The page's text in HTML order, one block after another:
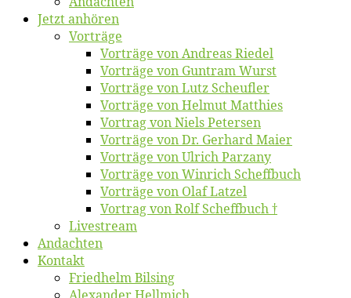
Jetzt an­hö­ren
Vor­trä­ge
Vor­trä­ge von An­dre­as Riedel
Vor­trä­ge von Gun­tram Wurst
Vor­trä­ge von Lutz Scheufler
Vor­trä­ge von Hel­mut Matthies
Vor­trag von Niels Petersen
Vor­trä­ge von Dr. Ger­hard Maier
Vor­trä­ge von Ul­rich Parzany
Vor­trä­ge von Win­rich Scheffbuch
Vor­trä­ge von Olaf Latzel
Vor­trag von Rolf Scheffbuch †
Live­stream
An­dach­ten
Kon­takt
Fried­helm Bilsing